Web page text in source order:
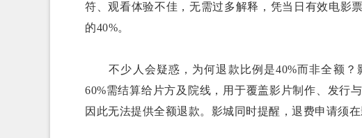
符、观看体验不佳，无需过多解释，凭当日有效电影
的40%。
不少人会疑惑，为何退款比例是40%而非全额？
60%需结算给片方及院线，用于覆盖影片制作、发行
因此无法提供全额退款。影城同时提醒，退费申请须